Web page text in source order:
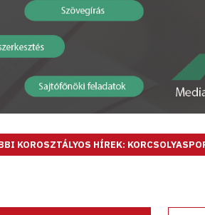
KOROSZTÁLYOS HÍREK: